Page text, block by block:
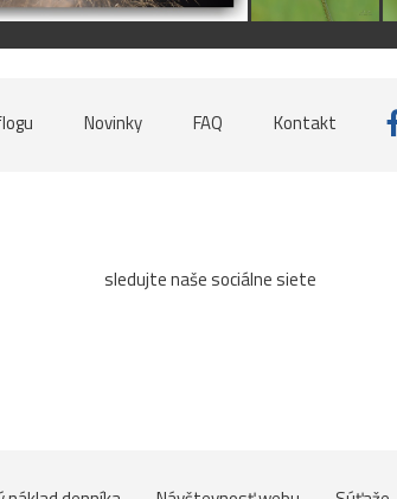
Novinky FAQ Kontakt
sledujte naše sociálne siete